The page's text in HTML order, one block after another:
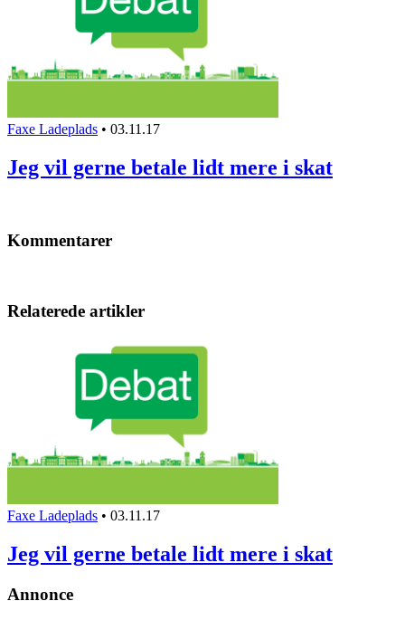
Faxe Ladeplads • 03.11.17
Jeg vil gerne betale lidt mere i skat
Kommentarer
Relaterede artikler
Faxe Ladeplads • 03.11.17
Jeg vil gerne betale lidt mere i skat
Annonce